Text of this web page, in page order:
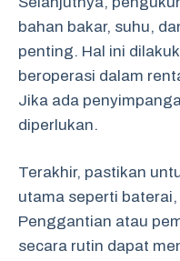
bahan bakar, suhu,
penting. Hal ini
beroperasi dalam
Jika ada
diperlukan.
Terakhir, pastikan
utama seperti
Penggantian atau
secara rutin dapat